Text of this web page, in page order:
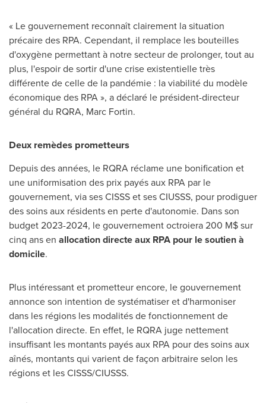
« Le gouvernement reconnaît clairement la situation
précaire des RPA. Cependant, il remplace les bouteilles
d'oxygène permettant à notre secteur de prolonger, tout au
plus, l'espoir de sortir d'une crise existentielle très
différente de celle de la pandémie : la viabilité du modèle
économique des RPA », a déclaré le président-directeur
général du RQRA, Marc Fortin.
Deux remèdes prometteurs
Depuis des années, le RQRA réclame une bonification et
une uniformisation des prix payés aux RPA par le
gouvernement, via ses CISSS et ses CIUSSS, pour prodiguer
des soins aux résidents en perte d'autonomie. Dans son
budget 2023-2024, le gouvernement octroiera 200 M$ sur
cinq ans en allocation directe aux RPA pour le soutien à
domicile.
Plus intéressant et prometteur encore, le gouvernement
annonce son intention de systématiser et d'harmoniser
dans les régions les modalités de fonctionnement de
l'allocation directe. En effet, le RQRA juge nettement
insuffisant les montants payés aux RPA pour des soins aux
aînés, montants qui varient de façon arbitraire selon les
régions et les CISSS/CIUSSS.